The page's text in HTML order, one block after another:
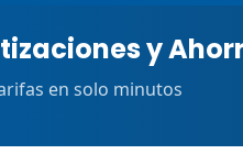
y
en solo minutos